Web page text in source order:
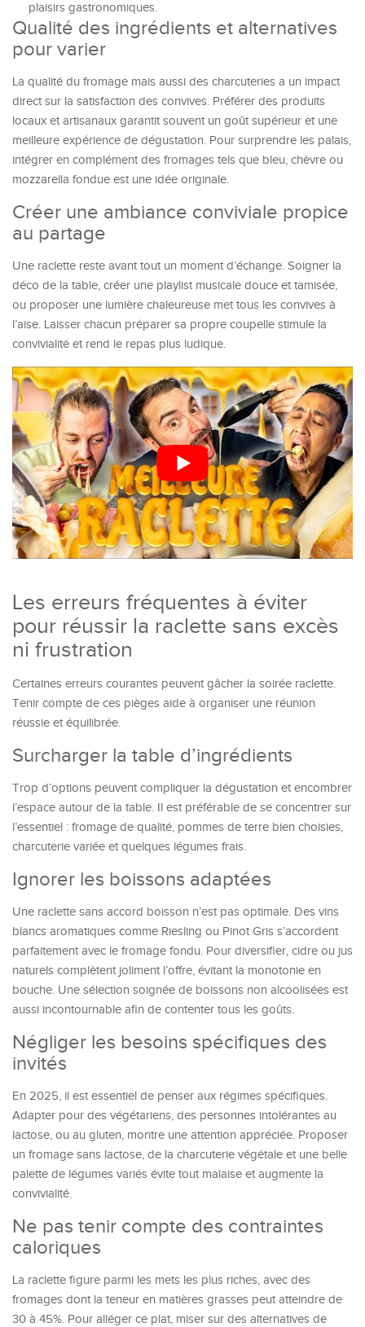
plaisirs gastronomiques.
Qualité des ingrédients et alternatives
pour varier
La qualité du fromage mais aussi des charcuteries a un impact
direct sur la satisfaction des convives. Préférer des produits
locaux et artisanaux garantit souvent un goût supérieur et une
meilleure expérience de dégustation. Pour surprendre les palais,
intégrer en complément des fromages tels que bleu, chèvre ou
mozzarella fondue est une idée originale.
Créer une ambiance conviviale propice
au partage
Une raclette reste avant tout un moment d’échange. Soigner la
déco de la table, créer une playlist musicale douce et tamisée,
ou proposer une lumière chaleureuse met tous les convives à
l’aise. Laisser chacun préparer sa propre coupelle stimule la
convivialité et rend le repas plus ludique.
Les erreurs fréquentes à éviter
pour réussir la raclette sans excès
ni frustration
Certaines erreurs courantes peuvent gâcher la soirée raclette.
Tenir compte de ces pièges aide à organiser une réunion
réussie et équilibrée.
Surcharger la table d’ingrédients
Trop d’options peuvent compliquer la dégustation et encombrer
l’espace autour de la table. Il est préférable de se concentrer sur
l’essentiel : fromage de qualité, pommes de terre bien choisies,
charcuterie variée et quelques légumes frais.
Ignorer les boissons adaptées
Une raclette sans accord boisson n’est pas optimale. Des vins
blancs aromatiques comme Riesling ou Pinot Gris s’accordent
parfaitement avec le fromage fondu. Pour diversifier, cidre ou jus
naturels complètent joliment l’offre, évitant la monotonie en
bouche. Une sélection soignée de boissons non alcoolisées est
aussi incontournable afin de contenter tous les goûts.
Négliger les besoins spécifiques des
invités
En 2025, il est essentiel de penser aux régimes spécifiques.
Adapter pour des végétariens, des personnes intolérantes au
lactose, ou au gluten, montre une attention appréciée. Proposer
un fromage sans lactose, de la charcuterie végétale et une belle
palette de légumes variés évite tout malaise et augmente la
convivialité.
Ne pas tenir compte des contraintes
caloriques
La raclette figure parmi les mets les plus riches, avec des
fromages dont la teneur en matières grasses peut atteindre de
30 à 45%. Pour alléger ce plat, miser sur des alternatives de